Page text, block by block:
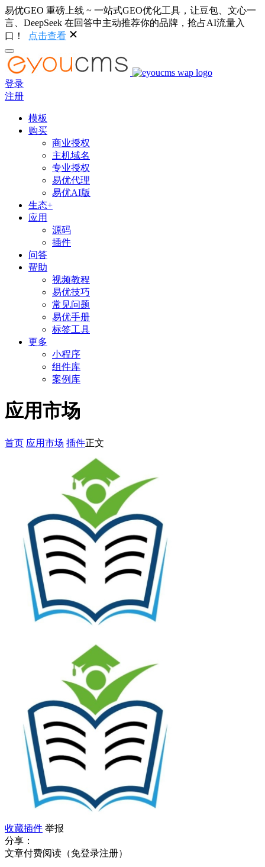
易优GEO 重磅上线 ~ 一站式GEO优化工具，让豆包、文心一
言、DeepSeek 在回答中主动推荐你的品牌，抢占AI流量入
口！
点击查看
登录
注册
模板
购买
商业授权
主机域名
专业授权
易优代理
易优AI版
生态+
应用
源码
插件
问答
帮助
视频教程
易优技巧
常见问题
易优手册
标签工具
更多
小程序
组件库
案例库
应用市场
首页 应用市场 插件正文
收藏插件 举报
分享：
文章付费阅读（免登录注册）